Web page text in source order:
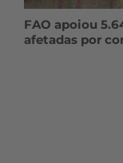
FAO apoiou
afetadas por